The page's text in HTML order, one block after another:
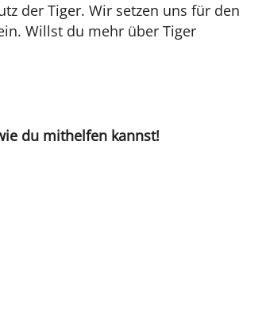
der Tiger. Wir setzen uns für den
Willst du mehr über Tiger
du mithelfen kannst!